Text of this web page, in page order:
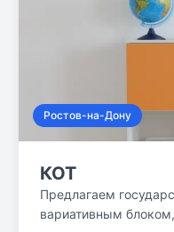
Ростов-на-Дону
КОТ
Предлагаем
вариативным